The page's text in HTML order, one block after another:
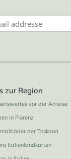
zur Region
vor der Anreise
in Florenz
der Toskana
Italienlandkarten